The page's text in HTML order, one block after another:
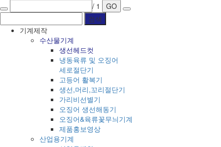
/ 1
GO
기계제작
수산물기계
생선헤드컷
냉동육류 및 오징어
세로절단기
고등어 활복기
생선,머리,꼬리절단기
가리비선별기
오징어 생선해동기
오징어&육류꽃무늬기계
제품홍보영상
산업용기계